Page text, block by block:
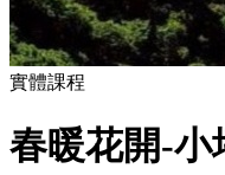
實體課程
春暖花開-小